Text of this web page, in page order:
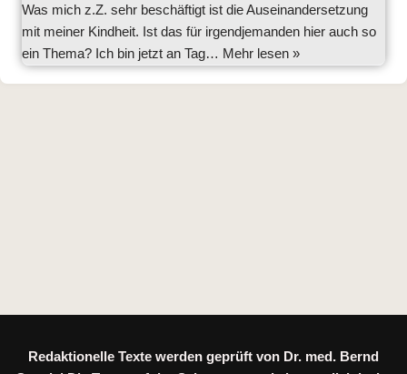
Was mich z.Z. sehr beschäftigt ist die Auseinandersetzung
mit meiner Kindheit. Ist das für irgendjemanden hier auch so
ein Thema? Ich bin jetzt an Tag… Mehr lesen »
Redaktionelle Texte werden geprüft von Dr. med. Bernd